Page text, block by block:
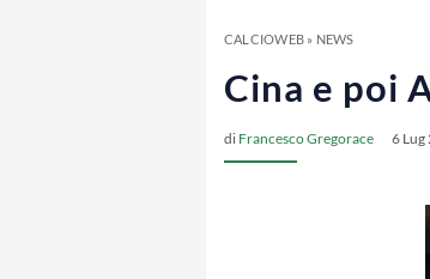
CALCIOWEB» NEWS
Cina e poi
di Francesco Gregorace 6 Lug